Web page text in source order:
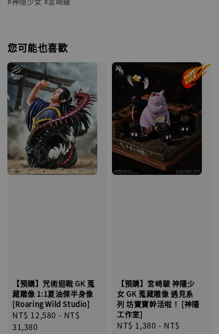
您可能也喜歡
【預購】咒術迴戰 GK 蒐
藏雕像 1:1夏油傑半身像
[Roaring Wild Studio]
Regular
price
NT$ 12,580 - NT$
31,380
【預購】宮崎駿 神隱少
女 GK 蒐藏雕像 遇見系
列 坊寶寶幹活啦！ [神隱
工作室]
Regular
NT$ 1,380 - NT$